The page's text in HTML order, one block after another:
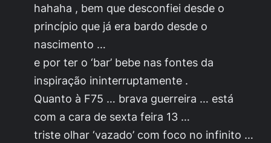
hahaha , bem que desconfiei desde o
princípio que já era bardo desde o
nascimento …
e por ter o ‘bar’ bebe nas fontes da
inspiração ininterruptamente .
Quanto à F75 … brava guerreira … está
com a cara de sexta feira 13 …
triste olhar ‘vazado’ com foco no infinito …